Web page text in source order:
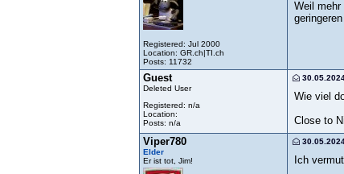
Registered: Jul 2000
Location: GR.ch|TI.ch
Posts: 11732
Weil
Guest
Deleted User
Registered: n/a
Location:
Posts: n/a
Wie viel
Close to
Viper780
Elder
Er ist tot, Jim!
Ich